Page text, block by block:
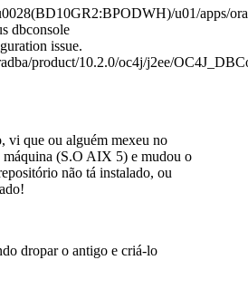
u01/apps/
dbconsole
issue.
product/10.2.0/oc4j/j2ee/
vi que ou alguém mexeu no
máquina (S.O AIX 5) e mudou o
não tá instalado, ou
dropar o antigo e criá-lo